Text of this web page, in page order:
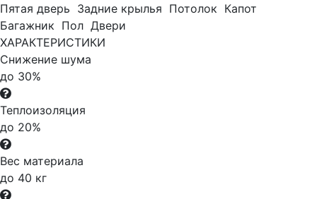
Пятая дверь Задние крылья Потолок Капот
Багажник Пол Двери
ХАРАКТЕРИСТИКИ
Снижение шума
до 30%
Теплоизоляция
до 20%
Вес материала
до 40 кг